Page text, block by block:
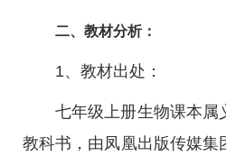
二、教材分析：
1、教材出处：
七年级上册生物课本属
教科书，由凤凰出版传媒集